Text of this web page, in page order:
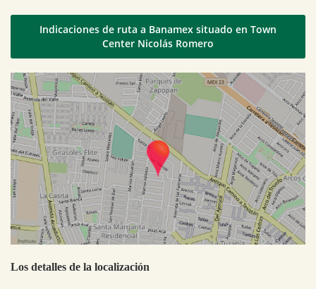
Indicaciones de ruta a Banamex situado en Town
Center Nicolás Romero
Los detalles de la localización